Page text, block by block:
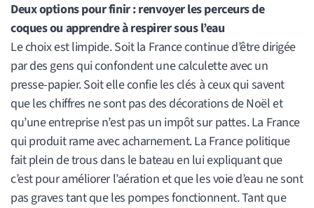
Deux options pour finir : renvoyer les perceurs de
coques ou apprendre à respirer sous l’eau
Le choix est limpide. Soit la France continue d’être dirigée
par des gens qui confondent une calculette avec un
presse-papier. Soit elle confie les clés à ceux qui savent
que les chiffres ne sont pas des décorations de Noël et
qu’une entreprise n’est pas un impôt sur pattes. La France
qui produit rame avec acharnement. La France politique
fait plein de trous dans le bateau en lui expliquant que
c’est pour améliorer l’aération et que les voie d’eau ne sont
pas graves tant que les pompes fonctionnent. Tant que